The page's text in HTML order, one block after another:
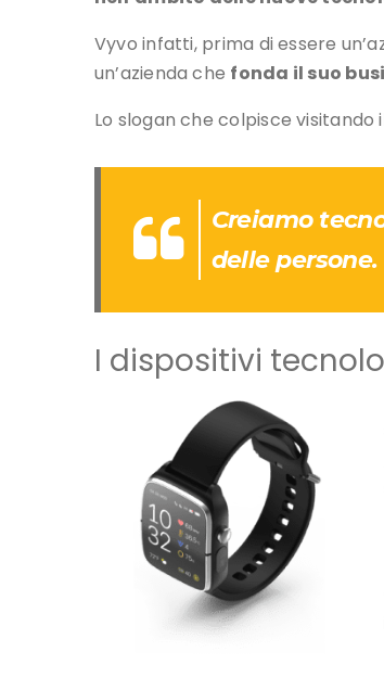
Vyvo infatti, prima di essere
un’azienda che fonda il suo
Lo slogan che colpisce
Creiamo
delle persone.
I dispositivi